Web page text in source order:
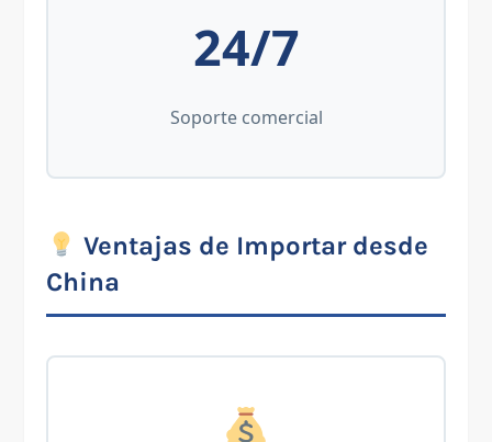
24/7
Soporte comercial
Ventajas de Importar desde
China